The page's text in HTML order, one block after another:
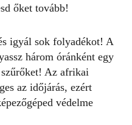
őket tovább!
igyál sok folyadékot! A
három óránként egy
Az afrikai
az időjárás, ezért
védelme